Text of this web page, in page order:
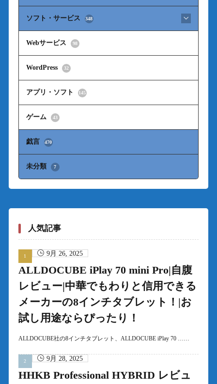
ソフト・サービス 348
Webサービス 98
WordPress 32
アプリ・ソフト 145
ゲーム 43
戯言 470
未分類 7
人気記事
9月 26, 2025
ALLDOCUBE iPlay 70 mini Pro|自腹
レビュー|中華でもわりと信用できる
メーカーの8インチタブレット！|お
試し用途ならぴったり！
ALLDOCUBE社の8インチタブレット、ALLDOCUBE iPlay 70 ……
9月 28, 2025
HHKB Professional HYBRID レビュ